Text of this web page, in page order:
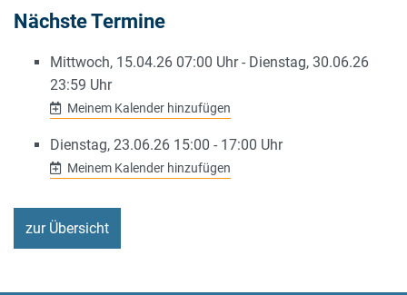
Nächste Termine
Mittwoch, 15.04.26 07:00 Uhr- Dienstag, 30.06.26
23:59 Uhr
Meinem Kalender hinzufügen
Dienstag, 23.06.26 15:00 - 17:00 Uhr
Meinem Kalender hinzufügen
zur Übersicht